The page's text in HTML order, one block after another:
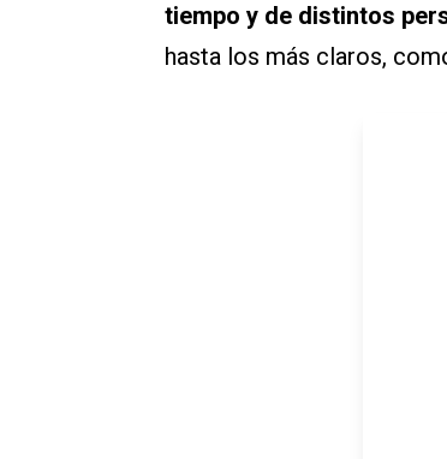
tiempo y de distintos
hasta los más claros,